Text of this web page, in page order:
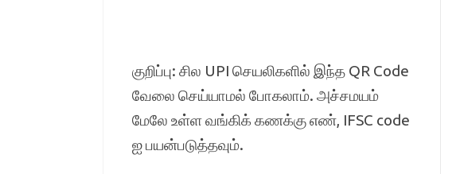
குறிப்பு: சில UPI செயலிகளில் இந்த QR Code
வேலை செய்யாமல் போகலாம். அச்சமயம்
மேலே உள்ள வங்கிக் கணக்கு எண், IFSC code
ஐ பயன்படுத்தவும்.